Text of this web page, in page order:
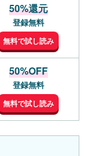
50%還元
登録無料
無料で試し読み
50%OFF
登録無料
無料で試し読み